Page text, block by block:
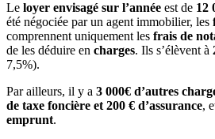
Le loyer envisagé sur l’année est de 12
été négociée par un agent immobilier, les
comprennent uniquement les frais de
de les déduire en charges. Ils s’élèvent à
7,5%).
Par ailleurs, il y a 3 000€ d’autres
de taxe foncière et 200 € d’assurance,
emprunt.